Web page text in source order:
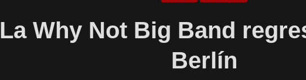
La Why Not Big Band
Berlín